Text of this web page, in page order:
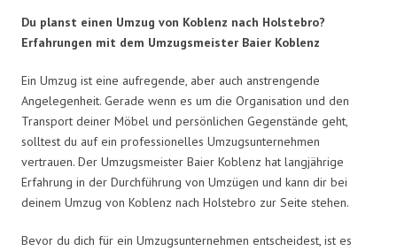
Du planst einen Umzug von Koblenz nach Holstebro?
Erfahrungen mit dem Umzugsmeister Baier Koblenz
Ein Umzug ist eine aufregende, aber auch anstrengende
Angelegenheit. Gerade wenn es um die Organisation und den
Transport deiner Möbel und persönlichen Gegenstände geht,
solltest du auf ein professionelles Umzugsunternehmen
vertrauen. Der Umzugsmeister Baier Koblenz hat langjährige
Erfahrung in der Durchführung von Umzügen und kann dir bei
deinem Umzug von Koblenz nach Holstebro zur Seite stehen.
Bevor du dich für ein Umzugsunternehmen entscheidest, ist es